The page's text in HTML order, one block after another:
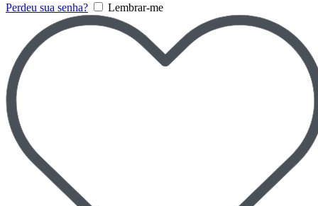
Perdeu sua senha? Lembrar-me